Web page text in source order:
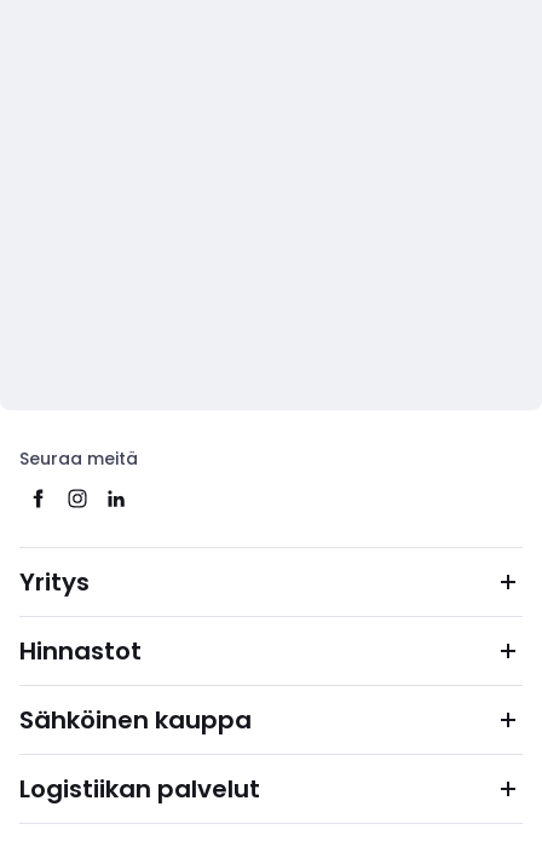
Seuraa meitä
Yritys
Hinnastot
Sähköinen kauppa
Logistiikan palvelut